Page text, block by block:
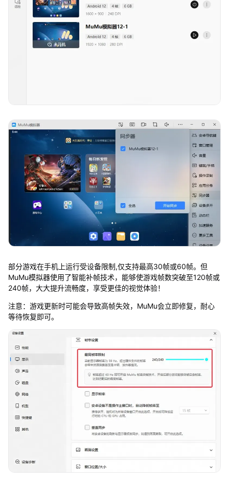
部分游戏在手机上运行受设备限制,仅支持最高30帧或60帧。但
MuMu模拟器使用了智能补帧技术，能够使游戏帧数突破至120帧或
240帧，大大提升流畅度，享受更佳的视觉体验！
注意：游戏更新时可能会导致高帧失效，MuMu会立即修复，耐心
等待恢复即可。